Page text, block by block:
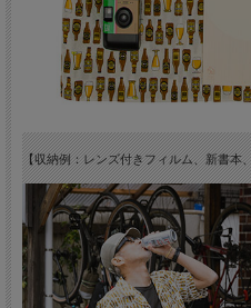
【収納例：レンズ付きフィルム、新書本